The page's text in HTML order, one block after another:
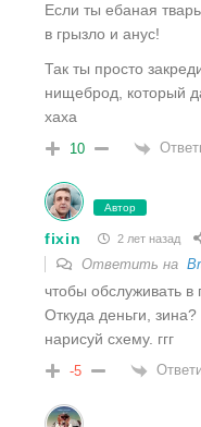
Если ты ебаная
в грызло и анус!
Так ты просто
нищеброд, который
хаха
10
Автор
fixin 2 лет назад
Ответить на
чтобы обслуживать в
Откуда деньги, зина?
нарисуй схему. ггг
-5